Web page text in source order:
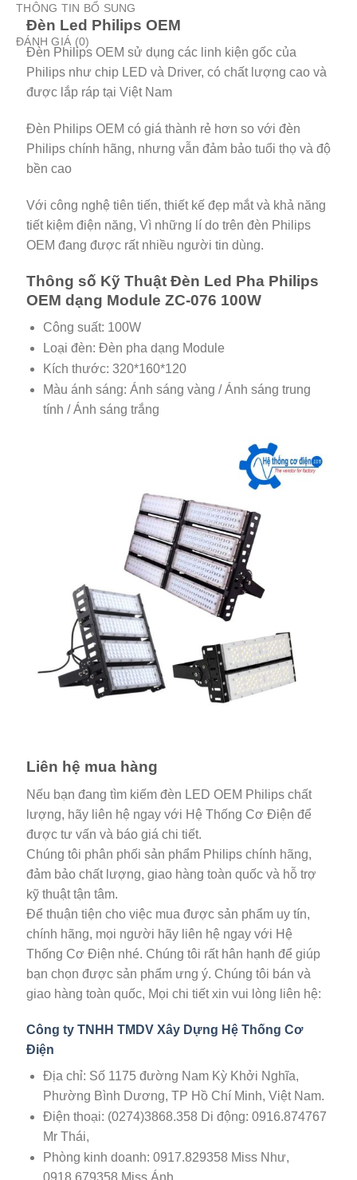
THÔNG TIN BỔ SUNG
ĐÁNH GIÁ (0)
Đèn Led Philips OEM
Đèn Philips OEM sử dụng các linh kiện gốc của
Philips như chip LED và Driver, có chất lượng cao và
được lắp ráp tại Việt Nam
Đèn Philips OEM có giá thành rẻ hơn so với đèn
Philips chính hãng, nhưng vẫn đảm bảo tuổi thọ và độ
bền cao
Với công nghệ tiên tiến, thiết kế đẹp mắt và khả năng
tiết kiệm điện năng, Vì những lí do trên đèn Philips
OEM đang được rất nhiều người tin dùng.
Thông số Kỹ Thuật Đèn Led Pha Philips
OEM dạng Module ZC-076 100W
Công suất: 100W
Loại đèn: Đèn pha dạng Module
Kích thước: 320*160*120
Màu ánh sáng: Ánh sáng vàng / Ánh sáng trung
tính / Ánh sáng trắng
Liên hệ mua hàng
Nếu bạn đang tìm kiếm đèn LED OEM Philips chất
lượng, hãy liên hệ ngay với Hệ Thống Cơ Điện để
được tư vấn và báo giá chi tiết.
Chúng tôi phân phối sản phẩm Philips chính hãng,
đảm bảo chất lượng, giao hàng toàn quốc và hỗ trợ
kỹ thuật tận tâm.
Để thuận tiện cho việc mua được sản phẩm uy tín,
chính hãng, mọi người hãy liên hệ ngay với Hệ
Thống Cơ Điện nhé. Chúng tôi rất hân hạnh để giúp
bạn chọn được sản phẩm ưng ý. Chúng tôi bán và
giao hàng toàn quốc, Mọi chi tiết xin vui lòng liên hệ:
Công ty TNHH TMDV Xây Dựng Hệ Thống Cơ
Điện
Địa chỉ: Số 1175 đường Nam Kỳ Khởi Nghĩa,
Phường Bình Dương, TP Hồ Chí Minh, Việt Nam.
Điện thoại: (0274)3868.358 Di động: 0916.874767
Mr Thái,
Phòng kinh doanh: 0917.829358 Miss Như,